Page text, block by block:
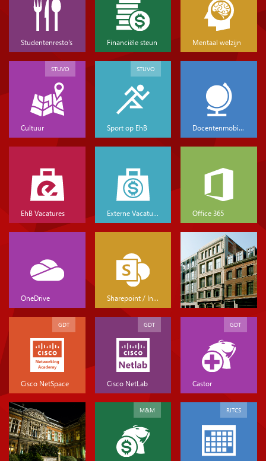
Studentenresto's Financiële steun Mentaal welzijn
Cultuur
STUVO
Sport op EhB
STUVO
Docentenmobiliteit
EhB Vacatures Externe Vacatures Office 365
OneDrive Sharepoint / Intranet
Cisco NetSpace
GDT
Cisco NetLab
GDT
Castor
GDT
M&M RITCS